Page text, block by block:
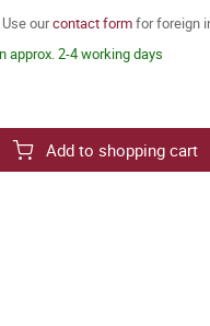
ourcontact formfor foreign
approx. 2-4 working days
Add to shopping cart